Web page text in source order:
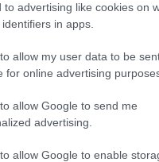
to advertising like cookies on
in apps.
allow my user data to be
for online advertising
allow Google to send me
advertising.
allow Google to enable
φαίνεται πως
αφού σε μία
τρία
ψιλικατζίδικο
και εμπορεύματα.